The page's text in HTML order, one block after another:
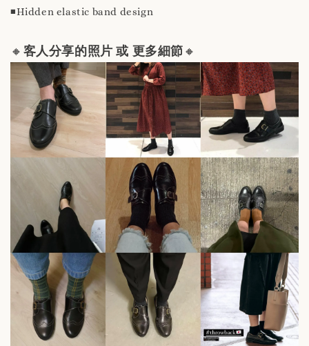
◾️Hidden elastic band design
🔸 客人分享的照片 或 更多細節 🔸